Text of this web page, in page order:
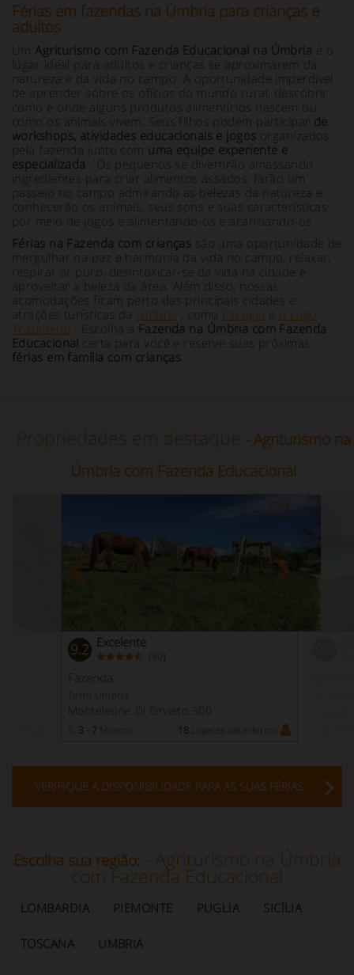
Férias em fazendas na Úmbria para crianças e
adultos
UmAgriturismo com Fazenda Educacional na Úmbria é o
lugar ideal para adultos e crianças se aproximarem da
natureza e da vida no campo. A oportunidade imperdível
de aprender sobre os ofícios do mundo rural, descobrir
como e onde alguns produtos alimentícios nascem ou
como os animais vivem. Seus filhos podem participar de
workshops, atividades educacionais e jogos organizados
pela fazenda junto com uma equipe experiente e
especializada . Os pequenos se divertirão amassando
ingredientes para criar alimentos assados, farão um
passeio no campo admirando as belezas da natureza e
conhecerão os animais, seus sons e suas características
por meio de jogos e alimentando-os e acariciando-os.
Férias na Fazenda com crianças são uma oportunidade de
mergulhar na paz e harmonia da vida no campo, relaxar,
respirar ar puro, desintoxicar-se da vida na cidade e
aproveitar a beleza da área. Além disso, nossas
acomodações ficam perto das principais cidades e
atrações turísticas da Úmbria , como Perugia e o Lago
Trasimeno . Escolha a Fazenda na Úmbria com Fazenda
Educacional certa para você e reserve suas próximas
férias em família com crianças .
Propriedades em destaque - Agriturismo na
Úmbria com Fazenda Educacional
9.2 Excelente
( 50)
Fazenda
Terni Umbria
Monteleone Di Orvieto 500
3 - 7 Mínimo 18 Lugares para dormir
VERIFIQUE A DISPONIBILIDADE PARA AS SUAS FÉRIAS
Escolha sua região: - Agriturismo na Úmbria
com Fazenda Educacional
LOMBARDIA PIEMONTE PUGLIA SICÍLIA
TOSCANA UMBRIA